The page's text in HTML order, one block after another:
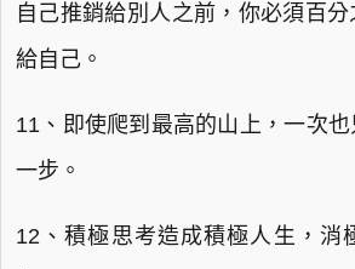
自己推銷給別人之前，你必須百
給自己。
11、即使爬到最高的山上，一次
一步。
12、積極思考造成積極人生，消